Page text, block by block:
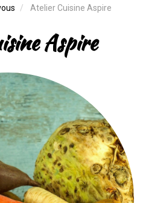
Atelier Cuisine Aspire
Aspire